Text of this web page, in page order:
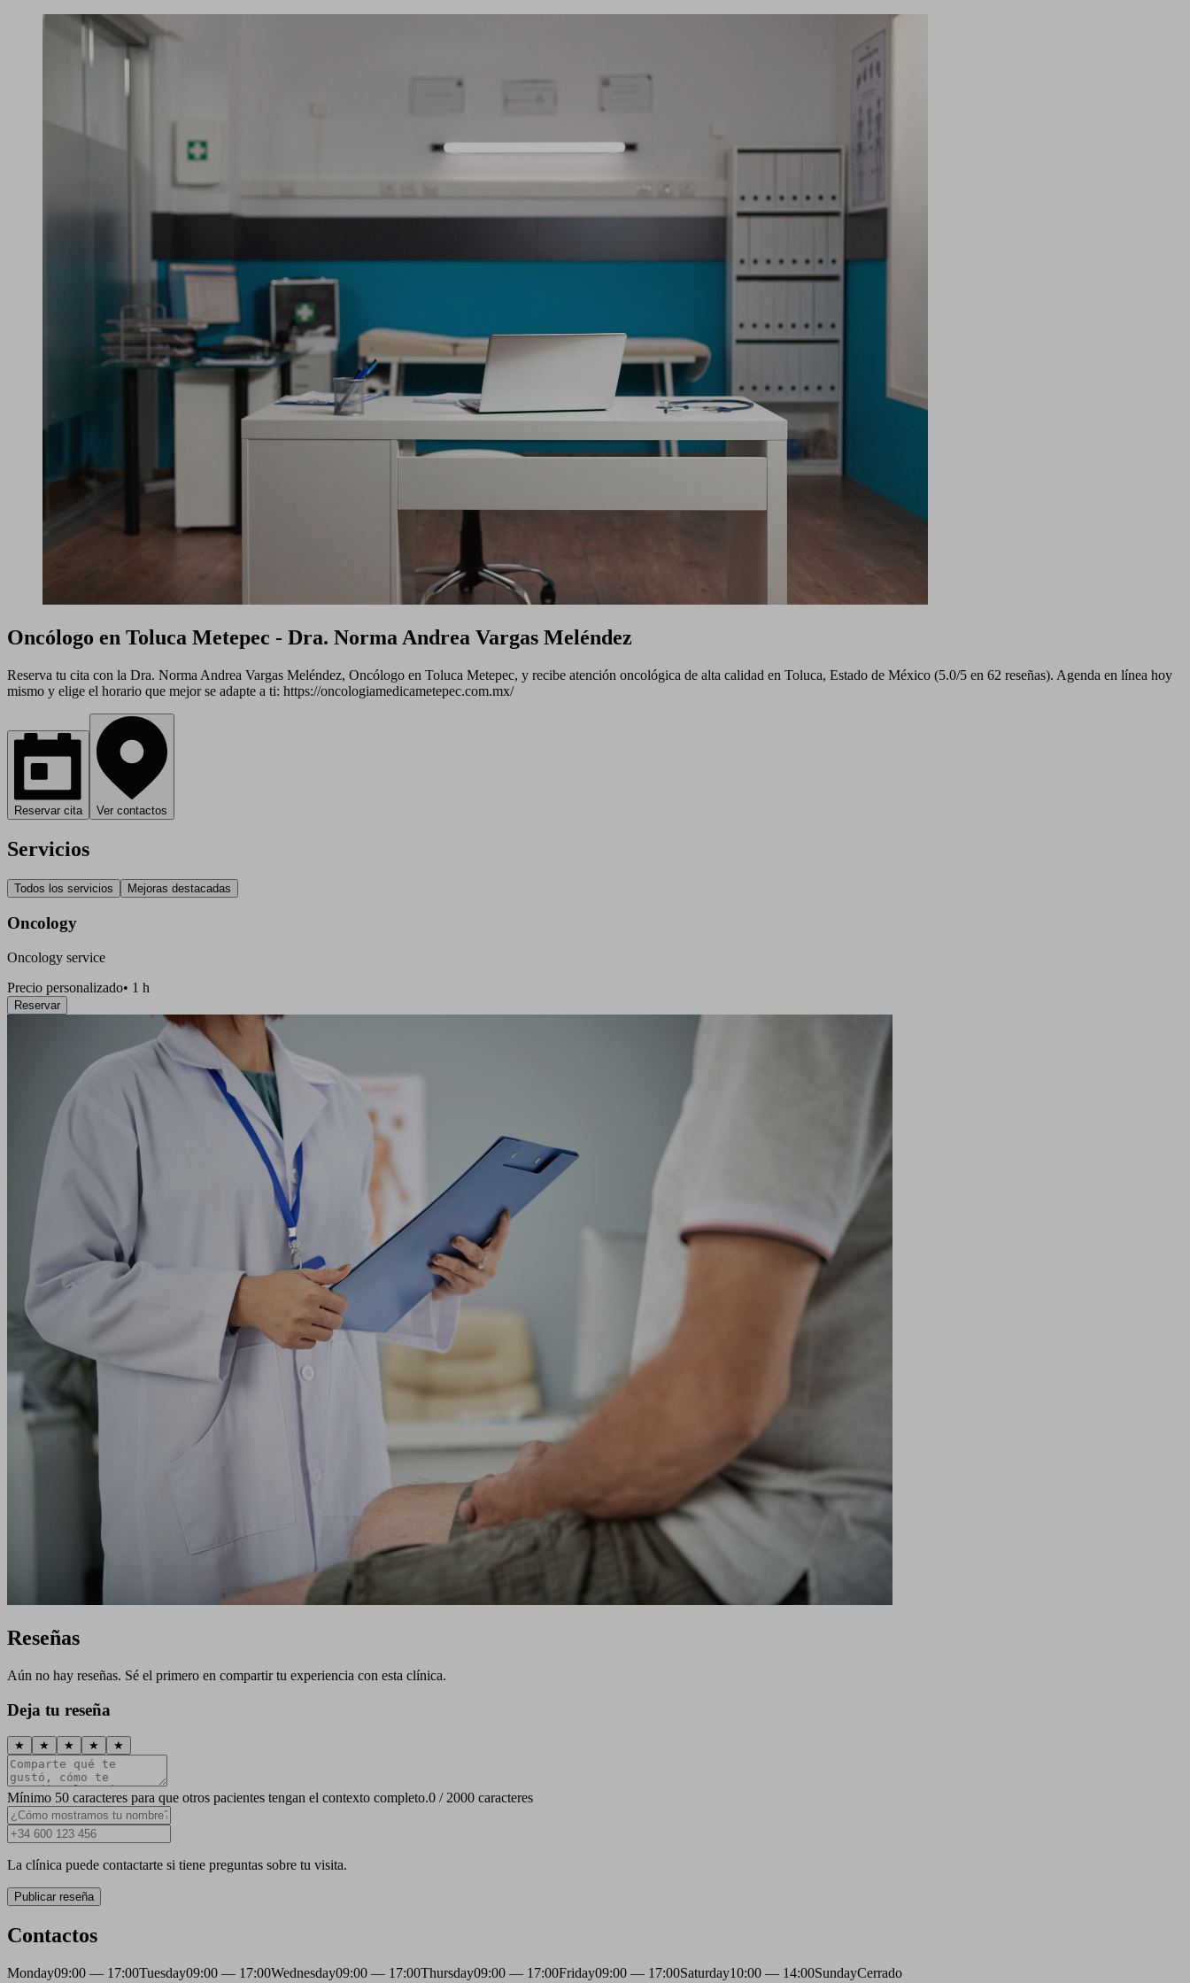
Oncólogo en Toluca Metepec - Dra. Norma Andrea Vargas Meléndez
Reserva tu cita con la Dra. Norma Andrea Vargas Meléndez, Oncólogo en Toluca Metepec, y recibe atención oncológica de alta calidad en Toluca, Estado de México (5.0/5 en 62 reseñas). Agenda en línea hoy
mismo y elige el horario que mejor se adapte a ti: https://oncologiamedicametepec.com.mx/
Reservar cita Ver contactos
Servicios
Todos los servicios Mejoras destacadas
Oncology
Oncology service
Precio personalizado• 1 h
Reservar
Reseñas
Aún no hay reseñas. Sé el primero en compartir tu experiencia con esta clínica.
Deja tu reseña
★ ★ ★ ★ ★
Mínimo 50 caracteres para que otros pacientes tengan el contexto completo.0 / 2000 caracteres
La clínica puede contactarte si tiene preguntas sobre tu visita.
Publicar reseña
Contactos
Monday09:00 — 17:00Tuesday09:00 — 17:00Wednesday09:00 — 17:00Thursday09:00 — 17:00Friday09:00 — 17:00Saturday10:00 — 14:00SundayCerrado